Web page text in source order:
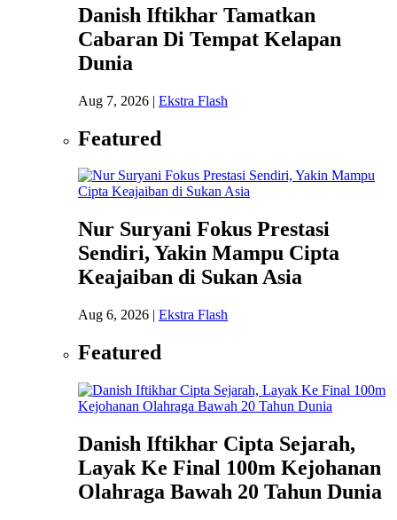
Danish Iftikhar Tamatkan
Cabaran Di Tempat Kelapan
Dunia
Aug 7, 2026 | Ekstra Flash
Featured
Nur Suryani Fokus Prestasi
Sendiri, Yakin Mampu Cipta
Keajaiban di Sukan Asia
Aug 6, 2026 | Ekstra Flash
Featured
Danish Iftikhar Cipta Sejarah,
Layak Ke Final 100m Kejohanan
Olahraga Bawah 20 Tahun Dunia